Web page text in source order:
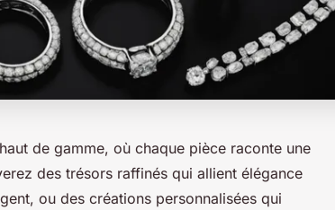
de gamme, où chaque pièce raconte une
des trésors raffinés qui allient élégance
ou des créations personnalisées qui